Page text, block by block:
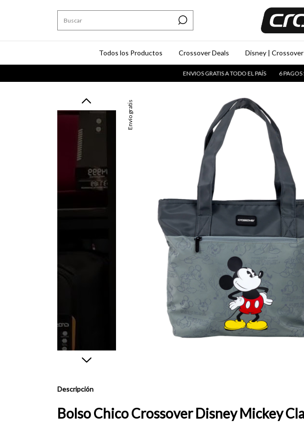
Todos los Productos Crossover Deals Disney | Crossover
ENVIOS GRATIS A TODO EL PAÍS 6 PAGOS SIN
Envío gratis
Descripción
Bolso Chico Crossover Disney Mickey